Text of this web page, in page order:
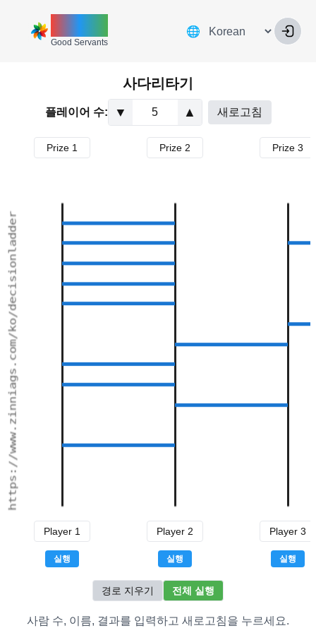
Good Servants
언어
🌐
사다리타기
플레이어 수: ▼ ▲ 새로고침
실행 실행 실행
경로 지우기 전체 실행
사람 수, 이름, 결과를 입력하고 새로고침을 누르세요.